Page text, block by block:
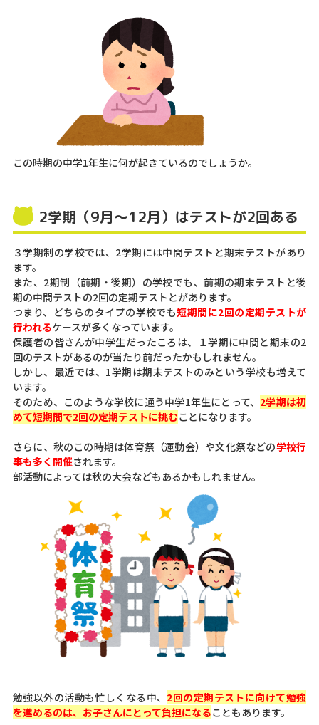
この時期の中学1年生に何が起きているのでしょうか。
2学期（9月～12月）はテストが2回ある
３学期制の学校では、2学期には中間テストと期末テストがあり
ます。
また、2期制（前期・後期）の学校でも、前期の期末テストと後
期の中間テストの2回の定期テストとがあります。
つまり、どちらのタイプの学校でも短期間に2回の定期テストが
行われるケースが多くなっています。
保護者の皆さんが中学生だったころは、１学期に中間と期末の2
回のテストがあるのが当たり前だったかもしれません。
しかし、最近では、1学期は期末テストのみという学校も増えて
います。
そのため、このような学校に通う中学1年生にとって、 2学期は初
めて短期間で2回の定期テストに挑むことになります。
さらに、秋のこの時期は体育祭（運動会）や文化祭などの学校行
事も多く開催されます。
部活動によっては秋の大会などもあるかもしれません。
勉強以外の活動も忙しくなる中、 2回の定期テストに向けて勉強
を進めるのは、お子さんにとって負担になることもあります。